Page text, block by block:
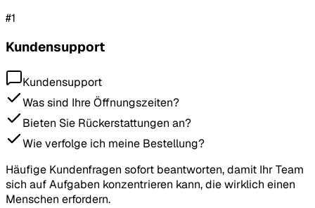
#1
Kundensupport
Kundensupport
Was sind Ihre Öffnungszeiten?
Bieten Sie Rückerstattungen an?
Wie verfolge ich meine Bestellung?
Häufige Kundenfragen sofort beantworten, damit Ihr Team
sich auf Aufgaben konzentrieren kann, die wirklich einen
Menschen erfordern.